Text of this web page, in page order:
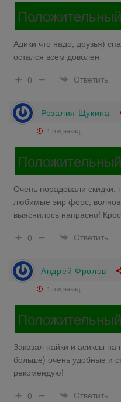
Адики что надо, друзья)
остался всем доволен
0
Ответить
Розалия Щукина
1 год назад
Очень порадовали скидки,
любимые эир форс,
выяснилось напрасно!
0
Ответить
Андрей Фролов
1 год назад
Заказал найки и асиксы
больше) очень удобные и
рекомендую!
0
Ответить